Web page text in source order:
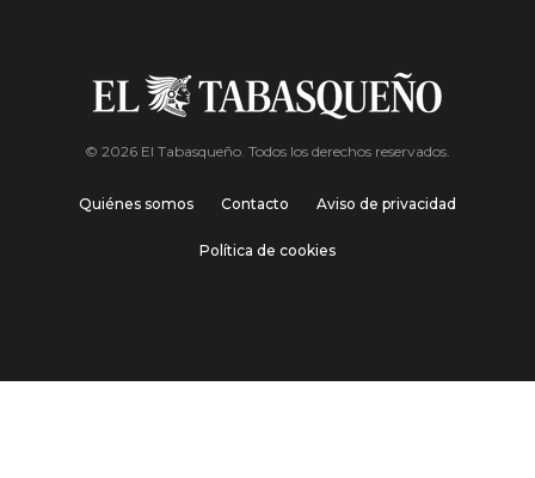
© 2026 El Tabasqueño. Todos los derechos reservados.
Quiénes somos Contacto Aviso de privacidad
Política de cookies